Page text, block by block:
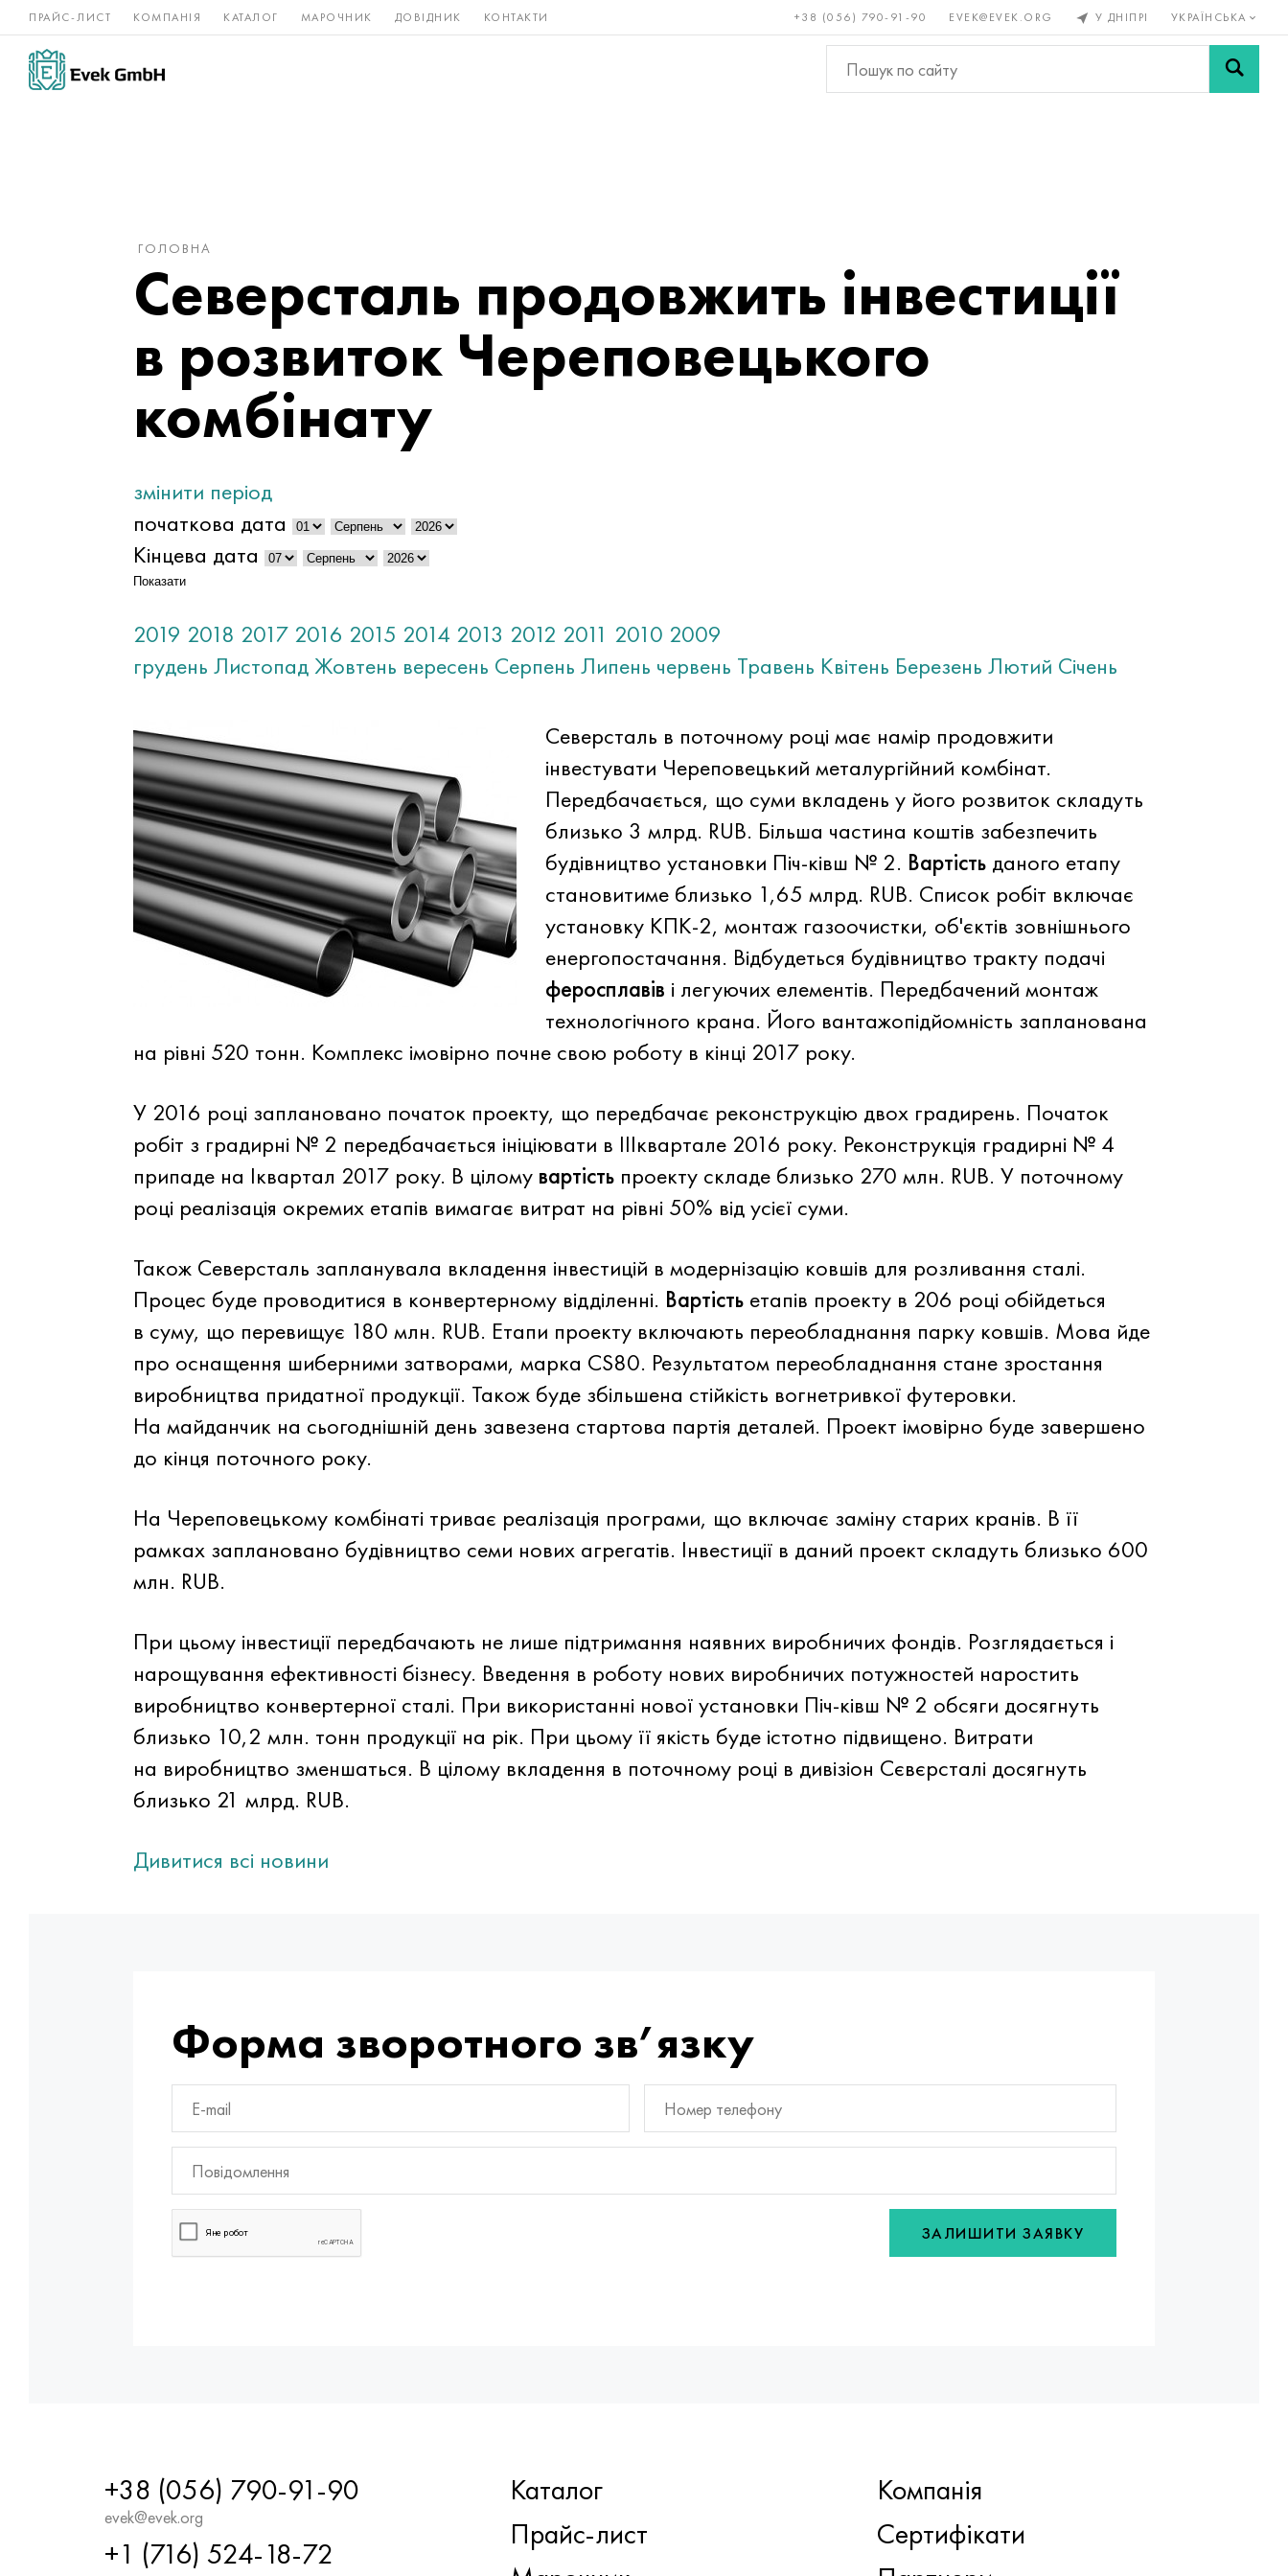
ПРАЙС-ЛИСТ КОМПАНІЯ КАТАЛОГ МАРОЧНИК ДОВІДНИК КОНТАКТИ +38 (056) 790-91-90 EVEK@EVEK.ORG У ДНІПРІ УКРАЇНСЬКА
Нікелеві
сплави
Рідкісні і Бронза, мідь, Кольорові
метали
Легована Сітки і
ГОЛОВНА
Северсталь продовжить інвестиції
в розвиток Череповецького
комбінату
змінити період
початкова дата
Кінцева дата
Показати
2019 2018 2017 2016 2015 2014 2013 2012 2011 2010 2009
грудень ЛистопадЖовтень вересень Серпень Липень червень Травень Квітень Березень Лютий Січень
Северсталь в поточному році має намір продовжити
інвестувати Череповецький металургійний комбінат.
Передбачається, що суми вкладень у його розвиток складуть
близько 3 млрд. RUB. Більша частина коштів забезпечить
будівництво установки Піч-ківш № 2. Вартістьданого етапу
становитиме близько 1,65 млрд. RUB. Список робіт включає
установку КПК-2, монтаж газоочистки, об'єктів зовнішнього
енергопостачання. Відбудеться будівництво тракту подачі
феросплавів і легуючих елементів. Передбачений монтаж
технологічного крана. Його вантажопідйомність запланована
на рівні 520 тонн. Комплекс імовірно почне свою роботу в кінці 2017 року.
У 2016 році заплановано початок проекту, що передбачає реконструкцію двох градирень. Початок
робіт з градирні № 2 передбачається ініціювати в ІІІквартале 2016 року. Реконструкція градирні № 4
припаде на Іквартал 2017 року. В цілому вартістьпроекту складе близько 270 млн. RUB. У поточному
році реалізація окремих етапів вимагає витрат на рівні 50% від усієї суми.
Також Северсталь запланувала вкладення інвестицій в модернізацію ковшів для розливання сталі.
Процес буде проводитися в конвертерному відділенні. Вартістьетапів проекту в 206 році обійдеться
в суму, що перевищує 180 млн. RUB. Етапи проекту включають переобладнання парку ковшів. Мова йде
про оснащення шиберними затворами, марка CS80. Результатом переобладнання стане зростання
виробництва придатної продукції. Також буде збільшена стійкість вогнетривкої футеровки.
На майданчик на сьогоднішній день завезена стартова партія деталей. Проект імовірно буде завершено
до кінця поточного року.
На Череповецькому комбінаті триває реалізація програми, що включає заміну старих кранів. В її
рамках заплановано будівництво семи нових агрегатів. Інвестиції в даний проект складуть близько 600
млн. RUB.
При цьому інвестиції передбачають не лише підтримання наявних виробничих фондів. Розглядається і
нарощування ефективності бізнесу. Введення в роботу нових виробничих потужностей наростить
виробництво конвертерної сталі. При використанні нової установки Піч-ківш № 2 обсяги досягнуть
близько 10,2 млн. тонн продукції на рік. При цьому її якість буде істотно підвищено. Витрати
на виробництво зменшаться. В цілому вкладення в поточному році в дивізіон Сєвєрсталі досягнуть
близько 21 млрд. RUB.
Дивитися всі новини
Форма зворотного зв’язку
ЗАЛИШИТИ ЗАЯВКУ
+38 (056) 790-91-90
evek@evek.org
+1 (716) 524-18-72
Каталог
Прайс-лист
Компанія
Сертифікати